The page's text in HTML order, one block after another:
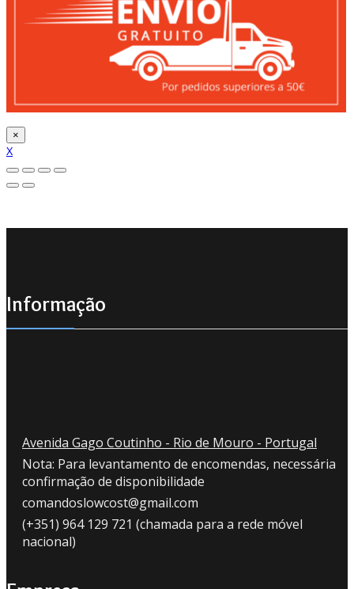
×
X
Informação
Avenida Gago Coutinho - Rio de Mouro - Portugal
Nota: Para levantamento de encomendas, necessária
confirmação de disponibilidade
comandoslowcost@gmail.com
(+351) 964 129 721 (chamada para a rede móvel
nacional)